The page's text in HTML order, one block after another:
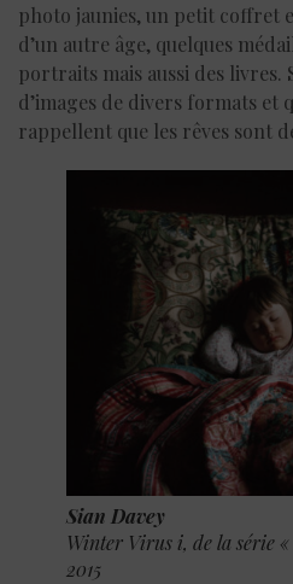
photo jaunies, un petit coffret
d’un autre âge, quelques
portraits mais aussi des
d’images de divers formats et
rappellent que les rêves sont
Sian Davey
Winter Virus i, de la série
2015